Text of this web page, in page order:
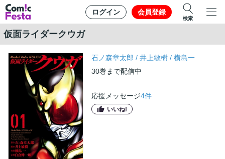
ログイン 会員登録
検索
仮面ライダークウガ
石ノ森章太郎 /井上敏樹 /横島一
30巻 まで配信中
応援メッセージ4件
いいね!